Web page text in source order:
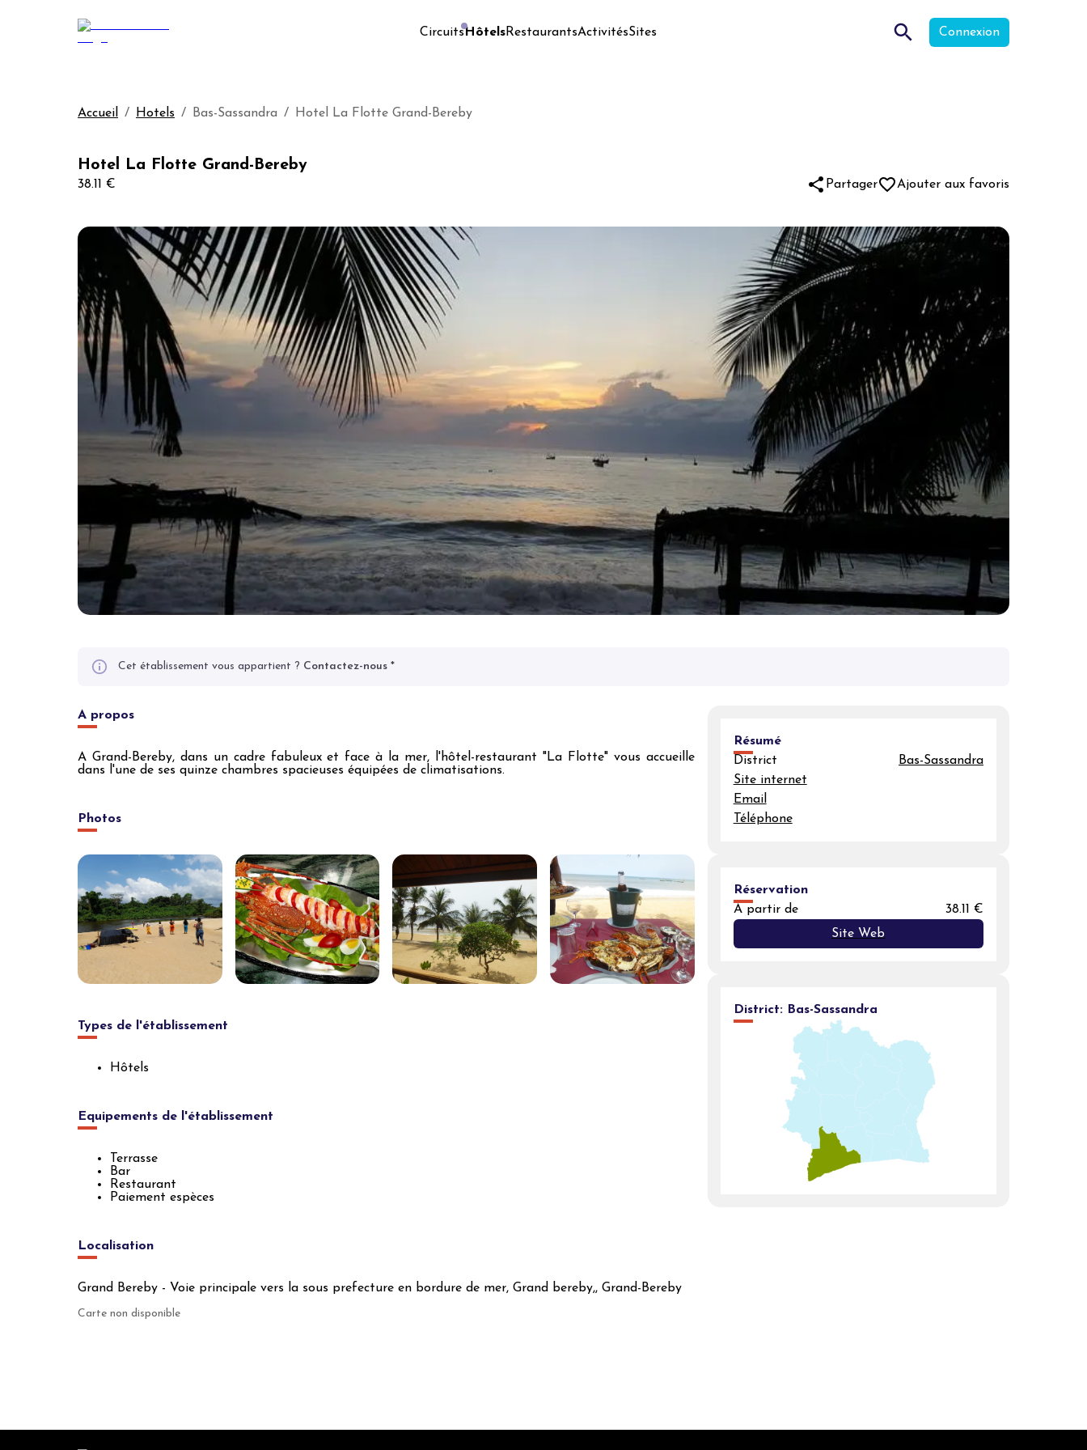
CircuitsHôtelsRestaurantsActivitésSites Connexion
Accueil / Hotels / Bas-Sassandra / Hotel La Flotte Grand-Bereby
Hotel La Flotte Grand-Bereby
38.11 € Partager Ajouter aux favoris
Cet établissement vous appartient ? Contactez-nous *
A propos
A Grand-Bereby, dans un cadre fabuleux et face à la mer, l'hôtel-restaurant "La Flotte" vous accueille
dans l'une de ses quinze chambres spacieuses équipées de climatisations.
Photos
Types de l'établissement
Hôtels
Equipements de l'établissement
Terrasse
Bar
Restaurant
Paiement espèces
Localisation
Grand Bereby - Voie principale vers la sous prefecture en bordure de mer, Grand bereby,, Grand-Bereby
Carte non disponible
Résumé
District
Bas-Sassandra
Site internet
Email
Téléphone
Réservation
A partir de
38.11 €
Site Web
District: Bas-Sassandra